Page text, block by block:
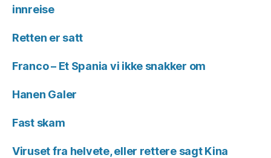
innreise
Retten er satt
Franco – Et Spania vi ikke snakker om
Hanen Galer
Fast skam
Viruset fra helvete, eller rettere sagt Kina